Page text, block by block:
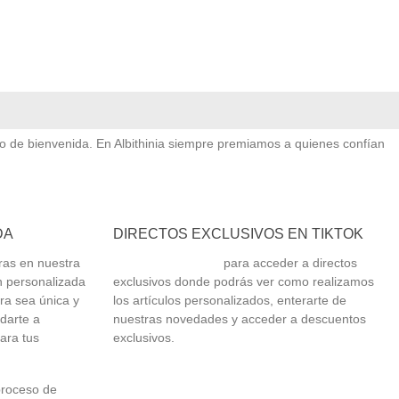
de bienvenida. En Albithinia siempre premiamos a quienes confían
en nuestra
personalizada
sea única y
a
tus
de
DIRECTOS EXCLUSIVOS EN TIKTOK
para acceder a directos
exclusivos donde podrás ver como realizamos
los artículos personalizados, enterarte de
nuestras novedades y acceder a descuentos
exclusivos.